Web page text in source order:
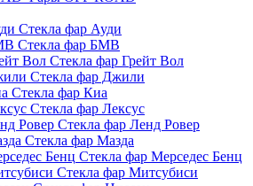
Стекла фар Ауди
Стекла фар БМВ
Стекла фар Грейт Вол
Стекла фар Джили
Стекла фар Киа
Стекла фар Лексус
Стекла фар Ленд Ровер
Стекла фар Мазда
Стекла фар Мерседес Бенц
Стекла фар Митсубиси